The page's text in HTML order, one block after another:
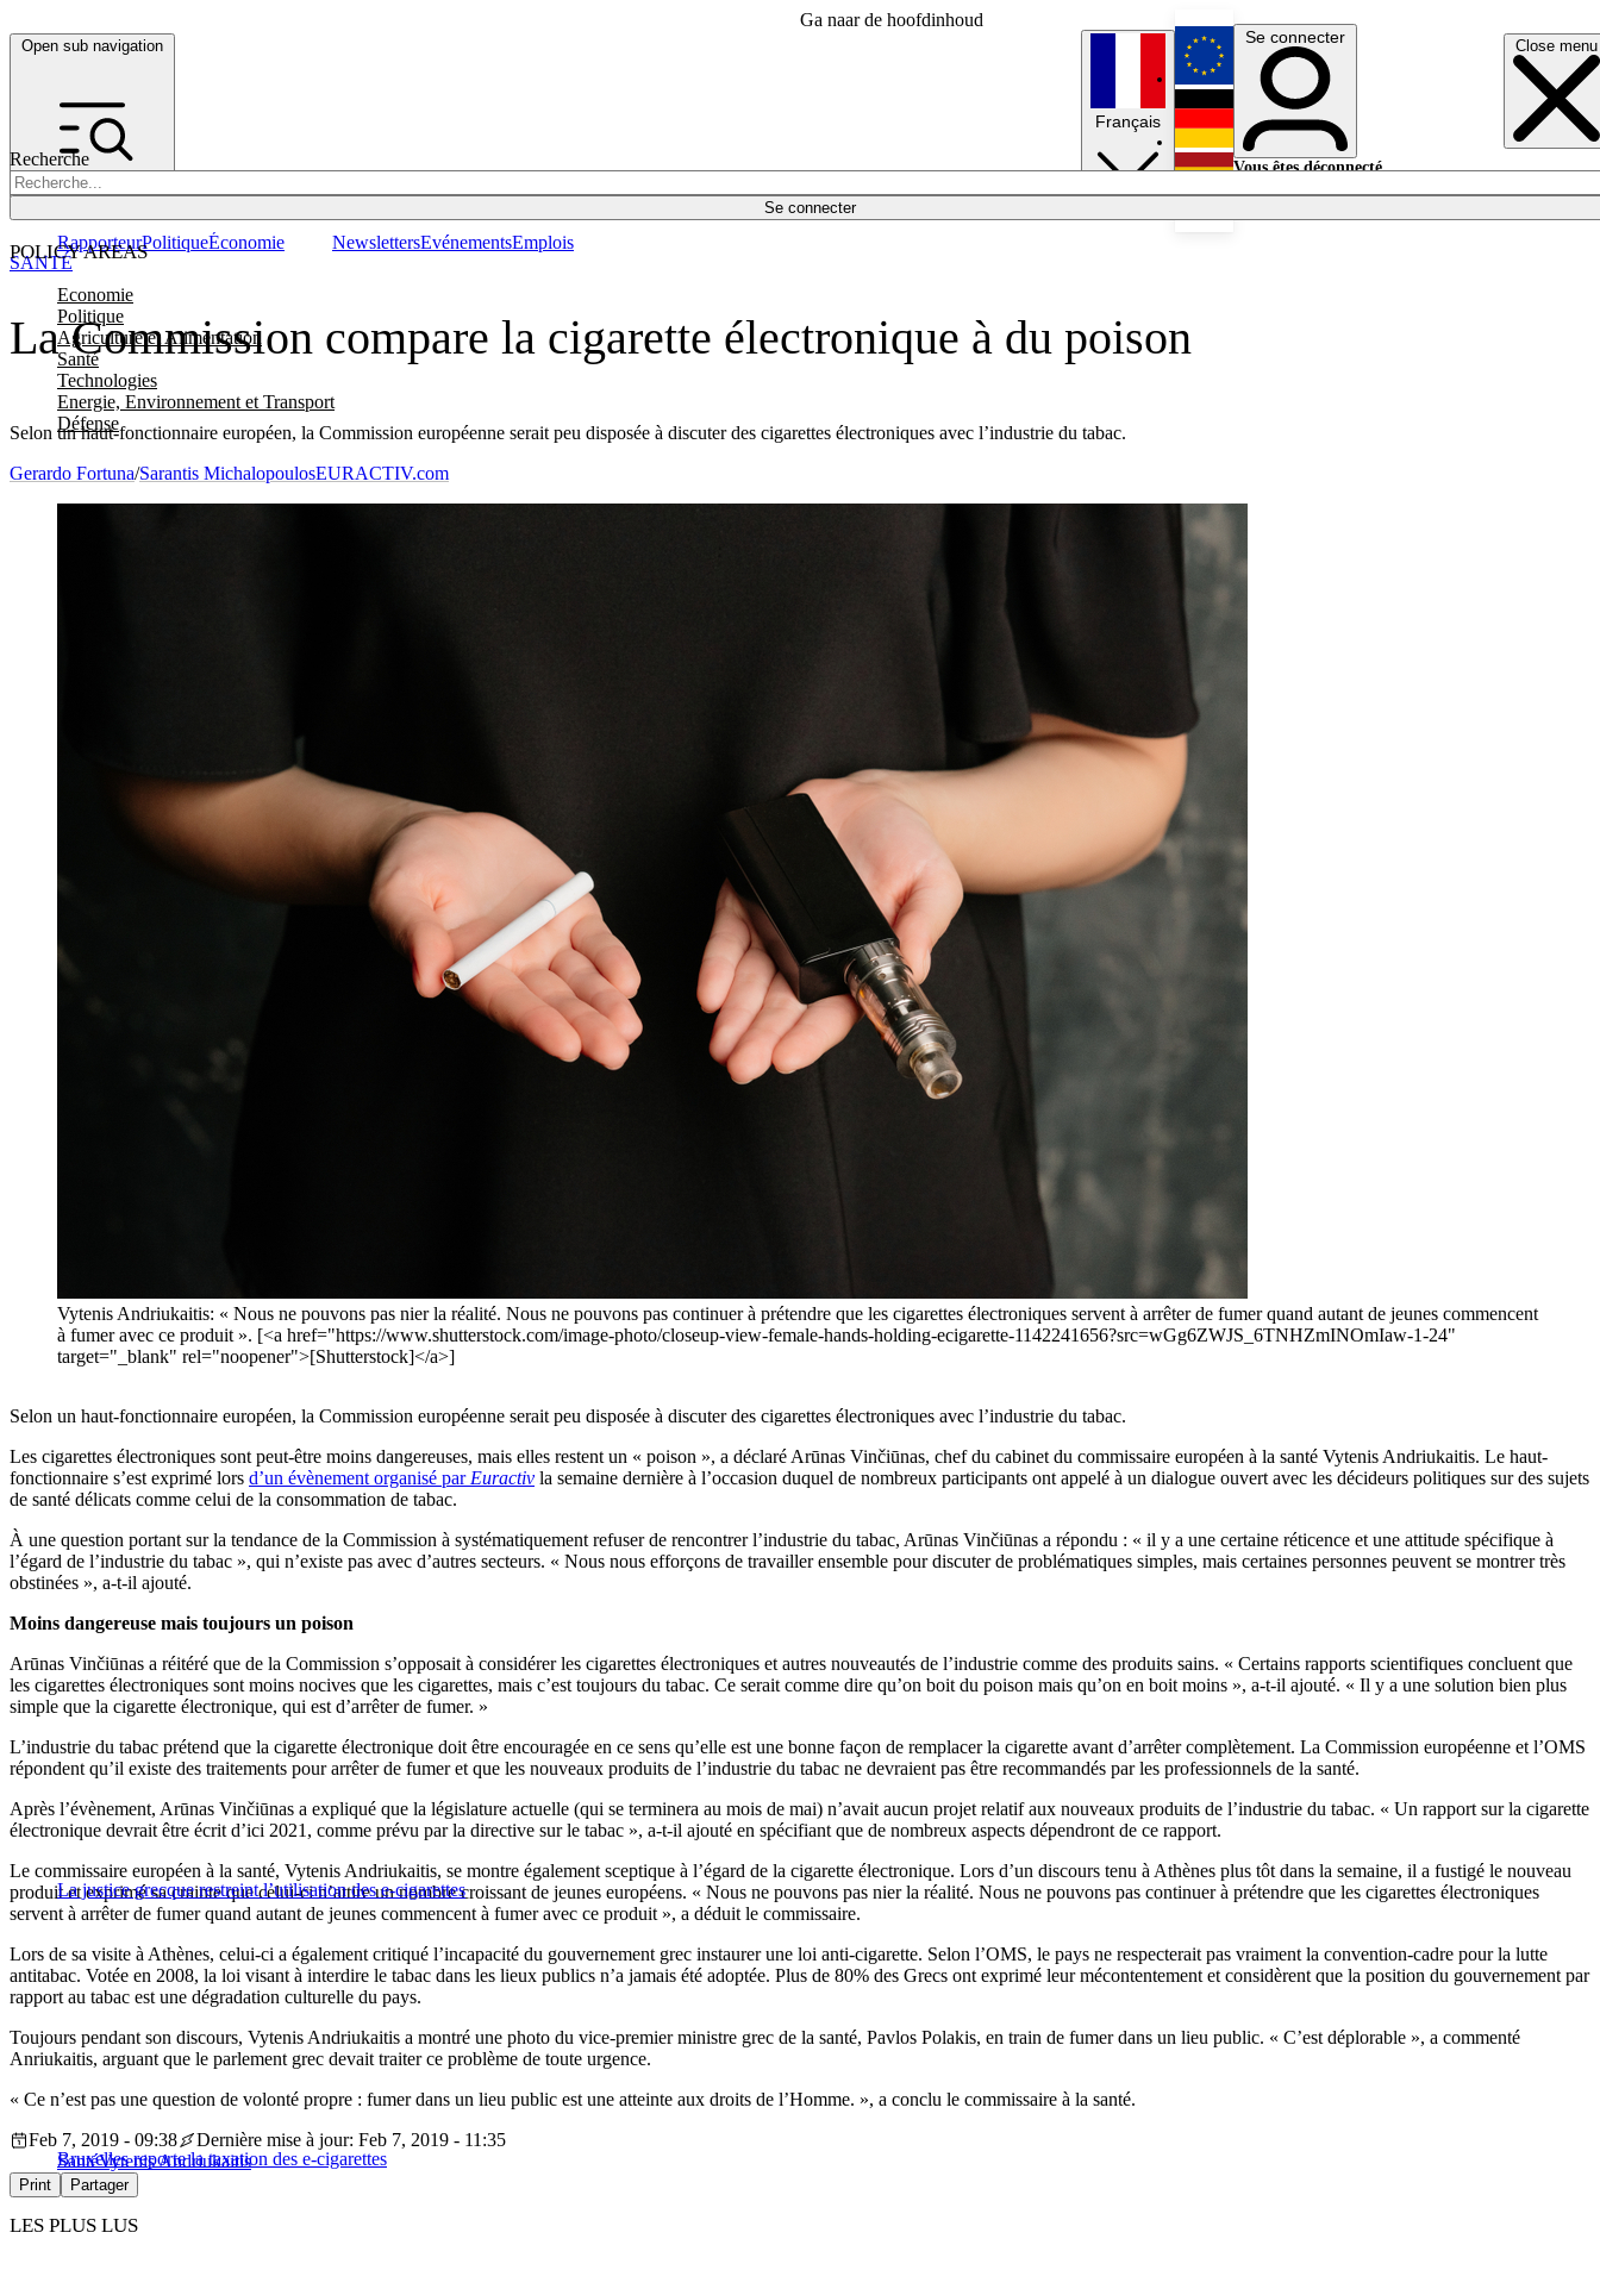
Ga naar de hoofdinhoud
Open sub navigation Close menu
Recherche
Se connecter
POLICY AREAS
Economie
Politique
Agriculture et Alimentation
Santé
Technologies
Energie, Environnement et Transport
Défense
RapporteurPolitiqueÉconomie NewslettersEvénementsEmplois
Français
English
Deutsch
Se connecter
Vous êtes déconnecté.
La Commission compare la cigarette électronique à du poison
Selon un haut-fonctionnaire européen, la Commission européenne serait peu disposée à discuter des cigarettes électroniques avec l’industrie du tabac.
SANTÉ
Gerardo Fortuna/Sarantis MichalopoulosEURACTIV.com
Vytenis Andriukaitis: « Nous ne pouvons pas nier la réalité. Nous ne pouvons pas continuer à prétendre que les cigarettes électroniques servent à arrêter de fumer quand autant de jeunes commencent
à fumer avec ce produit ». [<a href="https://www.shutterstock.com/image-photo/closeup-view-female-hands-holding-ecigarette-1142241656?src=wGg6ZWJS_6TNHZmINOmIaw-1-24"
target="_blank" rel="noopener">[Shutterstock]</a>]
Selon un haut-fonctionnaire européen, la Commission européenne serait peu disposée à discuter des cigarettes électroniques avec l’industrie du tabac.
Les cigarettes électroniques sont peut-être moins dangereuses, mais elles restent un « poison », a déclaré Arūnas Vinčiūnas, chef du cabinet du commissaire européen à la santé Vytenis Andriukaitis. Le haut-
fonctionnaire s’est exprimé lors d’un évènement organisé par Euractiv la semaine dernière à l’occasion duquel de nombreux participants ont appelé à un dialogue ouvert avec les décideurs politiques sur des sujets
de santé délicats comme celui de la consommation de tabac.
À une question portant sur la tendance de la Commission à systématiquement refuser de rencontrer l’industrie du tabac, Arūnas Vinčiūnas a répondu : « il y a une certaine réticence et une attitude spécifique à
l’égard de l’industrie du tabac », qui n’existe pas avec d’autres secteurs. « Nous nous efforçons de travailler ensemble pour discuter de problématiques simples, mais certaines personnes peuvent se montrer très
obstinées », a-t-il ajouté.
Moins dangereuse mais toujours un poison
Arūnas Vinčiūnas a réitéré que de la Commission s’opposait à considérer les cigarettes électroniques et autres nouveautés de l’industrie comme des produits sains. « Certains rapports scientifiques concluent que
les cigarettes électroniques sont moins nocives que les cigarettes, mais c’est toujours du tabac. Ce serait comme dire qu’on boit du poison mais qu’on en boit moins », a-t-il ajouté. « Il y a une solution bien plus
simple que la cigarette électronique, qui est d’arrêter de fumer. »
L’industrie du tabac prétend que la cigarette électronique doit être encouragée en ce sens qu’elle est une bonne façon de remplacer la cigarette avant d’arrêter complètement. La Commission européenne et l’OMS
répondent qu’il existe des traitements pour arrêter de fumer et que les nouveaux produits de l’industrie du tabac ne devraient pas être recommandés par les professionnels de la santé.
Après l’évènement, Arūnas Vinčiūnas a expliqué que la législature actuelle (qui se terminera au mois de mai) n’avait aucun projet relatif aux nouveaux produits de l’industrie du tabac. « Un rapport sur la cigarette
électronique devrait être écrit d’ici 2021, comme prévu par la directive sur le tabac », a-t-il ajouté en spécifiant que de nombreux aspects dépendront de ce rapport.
La justice grecque restreint l’utilisation des e-cigarettes
Le commissaire européen à la santé, Vytenis Andriukaitis, se montre également sceptique à l’égard de la cigarette électronique. Lors d’un discours tenu à Athènes plus tôt dans la semaine, il a fustigé le nouveau
produit et exprimé sa crainte que celui-ci n’attire un nombre croissant de jeunes européens. « Nous ne pouvons pas nier la réalité. Nous ne pouvons pas continuer à prétendre que les cigarettes électroniques
servent à arrêter de fumer quand autant de jeunes commencent à fumer avec ce produit », a déduit le commissaire.
Lors de sa visite à Athènes, celui-ci a également critiqué l’incapacité du gouvernement grec instaurer une loi anti-cigarette. Selon l’OMS, le pays ne respecterait pas vraiment la convention-cadre pour la lutte
antitabac. Votée en 2008, la loi visant à interdire le tabac dans les lieux publics n’a jamais été adoptée. Plus de 80% des Grecs ont exprimé leur mécontentement et considèrent que la position du gouvernement par
rapport au tabac est une dégradation culturelle du pays.
Toujours pendant son discours, Vytenis Andriukaitis a montré une photo du vice-premier ministre grec de la santé, Pavlos Polakis, en train de fumer dans un lieu public. « C’est déplorable », a commenté
Anriukaitis, arguant que le parlement grec devait traiter ce problème de toute urgence.
« Ce n’est pas une question de volonté propre : fumer dans un lieu public est une atteinte aux droits de l’Homme. », a conclu le commissaire à la santé.
Bruxelles reporte la taxation des e-cigarettes
Feb 7, 2019 - 09:38
Dernière mise à jour: Feb 7, 2019 - 11:35
SantéVytenis Andriukaitis
Print Partager
LES PLUS LUS